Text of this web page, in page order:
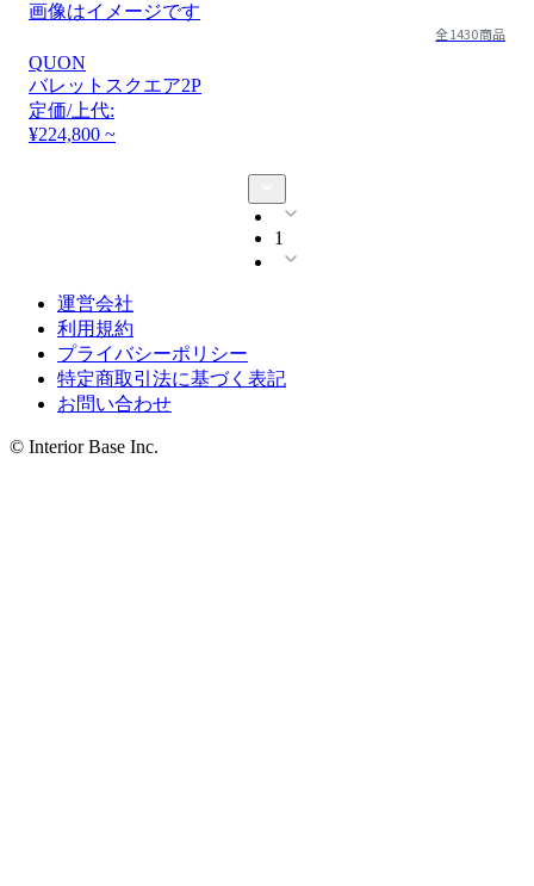
画像はイメージです
全1430商品
QUON
バレットスクエア2P
定価/上代:
¥224,800 ~
1
運営会社
利用規約
プライバシーポリシー
特定商取引法に基づく表記
お問い合わせ
© Interior Base Inc.